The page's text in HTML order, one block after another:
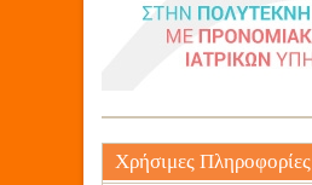
Χρήσιμες Πληροφορίες